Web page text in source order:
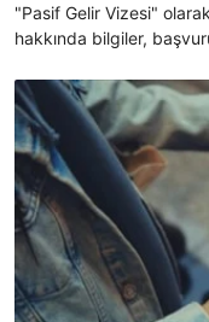
"Pasif Gelir Vizesi"
hakkında bilgiler,
çalışabilmek adına
D7 vizesi için bilmeniz